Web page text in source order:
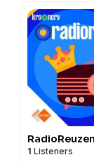
RadioReuzen
1 Listeners